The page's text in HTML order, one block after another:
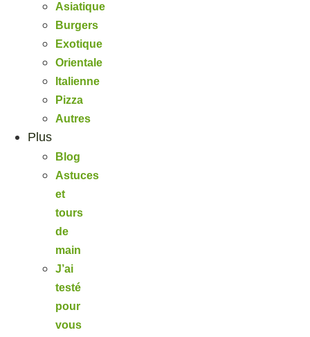
Asiatique
Burgers
Exotique
Orientale
Italienne
Pizza
Autres
Plus
Blog
Astuces
et
tours
de
main
J’ai
testé
pour
vous